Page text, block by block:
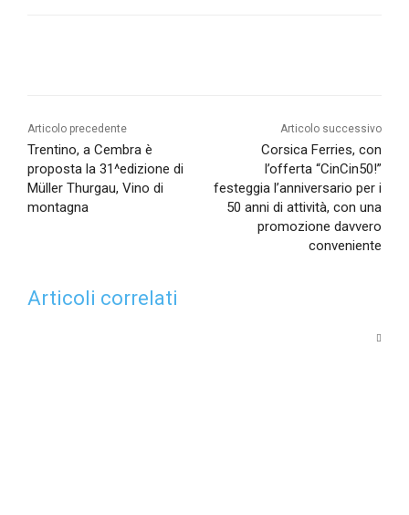
Articolo precedente
Trentino, a Cembra è
proposta la 31^edizione di
Müller Thurgau, Vino di
montagna
Articolo successivo
Corsica Ferries, con
l’offerta “CinCin50!”
festeggia l’anniversario per i
50 anni di attività, con una
promozione davvero
conveniente
Articoli correlati